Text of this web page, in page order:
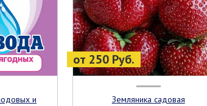
от 250 Руб.
Земляника садовая